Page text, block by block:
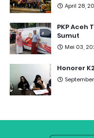
April 28,
PKP Aceh
Sumut
Mei 03,
Honorer